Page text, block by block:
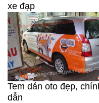
xe đạp
Tem dán oto đẹp,
dẫn